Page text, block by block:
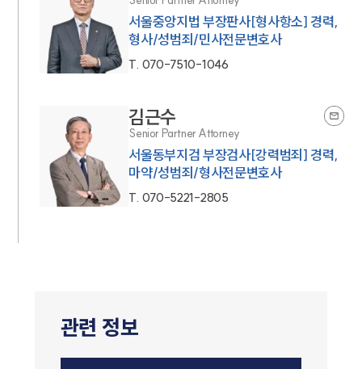
서울중앙지법 부장판사[형사항소] 경력,
형사/성범죄/민사전문변호사
T. 070-7510-1046
김근수
Senior Partner Attorney
서울동부지검 부장검사[강력범죄] 경력,
마약/성범죄/형사전문변호사
T. 070-5221-2805
관련 정보